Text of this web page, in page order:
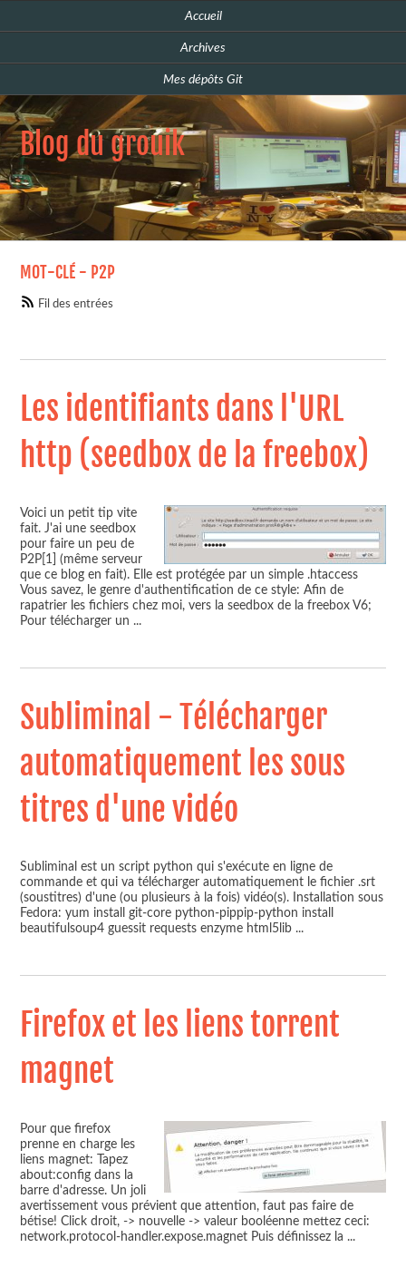
Accueil
Archives
Mes dépôts Git
Blog du grouik
MOT-CLÉ - P2P
Fil des entrées
Les identifiants dans l'URL
http (seedbox de la freebox)
Voici un petit tip vite
fait. J'ai une seedbox
pour faire un peu de
P2P[1] (même serveur
que ce blog en fait). Elle est protégée par un simple .htaccess
Vous savez, le genre d'authentification de ce style: Afin de
rapatrier les fichiers chez moi, vers la seedbox de la freebox V6;
Pour télécharger un ...
Subliminal - Télécharger
automatiquement les sous
titres d'une vidéo
Subliminal est un script python qui s'exécute en ligne de
commande et qui va télécharger automatiquement le fichier .srt
(soustitres) d'une (ou plusieurs à la fois) vidéo(s). Installation sous
Fedora: yum install git-core python-pippip-python install
beautifulsoup4 guessit requests enzyme html5lib ...
Firefox et les liens torrent
magnet
Pour que firefox
prenne en charge les
liens magnet: Tapez
about:config dans la
barre d'adresse. Un joli
avertissement vous prévient que attention, faut pas faire de
bétise! Click droit, -> nouvelle -> valeur booléenne mettez ceci:
network.protocol-handler.expose.magnet Puis définissez la ...